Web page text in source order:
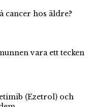
cancer hos äldre?
vara ett tecken
(Ezetrol) och